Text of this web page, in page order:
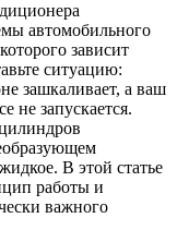
автомобильного
зависит
ситуацию:
зашкаливает, а ваш
не запускается.
В этой статье
работы и
важного